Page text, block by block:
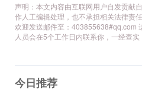
声明：本文内容由互联网用户自发贡献
作人工编辑处理，也不承担相关法律责
欢迎发送邮件至：403855638#qq.com
人员会在5个工作日内联系你，一经查实
今日推荐